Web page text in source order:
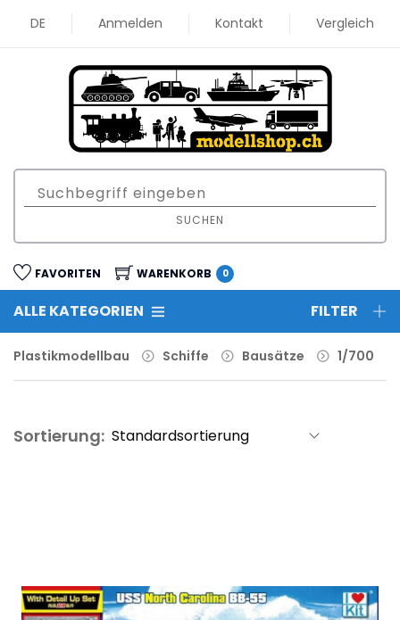
DE Anmelden Kontakt Vergleich
SUCHEN
FAVORITEN WARENKORB 0
ALLE KATEGORIEN FILTER
Plastikmodellbau Schiffe Bausätze 1/700
Sortierung: